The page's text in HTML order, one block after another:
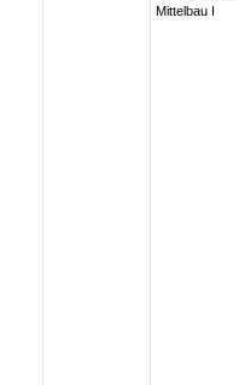
Mittelbau I